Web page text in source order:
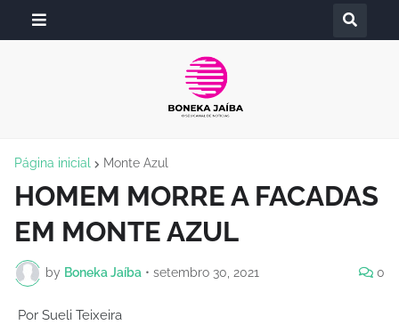
Página inicial Monte Azul
HOMEM MORRE A FACADAS
EM MONTE AZUL
by Boneka Jaíba • setembro 30, 2021 0
Por Sueli Teixeira